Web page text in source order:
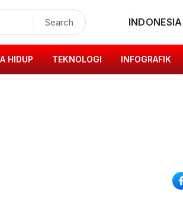
Search INDONESIA
HIDUP TEKNOLOGI INFOGRAFIK